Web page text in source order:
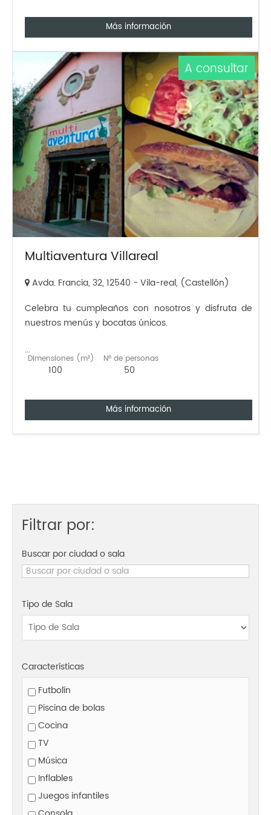
Más información
Multiaventura Villareal
A consultar
Avda. Francia, 32, 12540 - Vila-real, (Castellón)
Celebra tu cumpleaños con nosotros y disfruta de
nuestros menús y bocatas únicos.
...
Dimensiones (m²)
100
Nº de personas
50
Más información
Filtrar por:
Buscar por ciudad o sala
Tipo de Sala
Características
Futbolín
Piscina de bolas
Cocina
TV
Música
Inflables
Juegos infantiles